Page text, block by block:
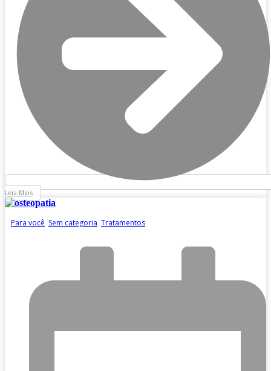
Leia Mais
Para você Sem categoria Tratamentos